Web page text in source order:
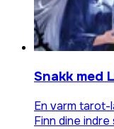
Snakk med
En varm
Finn dine indre